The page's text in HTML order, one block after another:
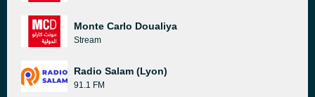
Monte Carlo Doualiya
Stream
Radio Salam (Lyon)
91.1 FM